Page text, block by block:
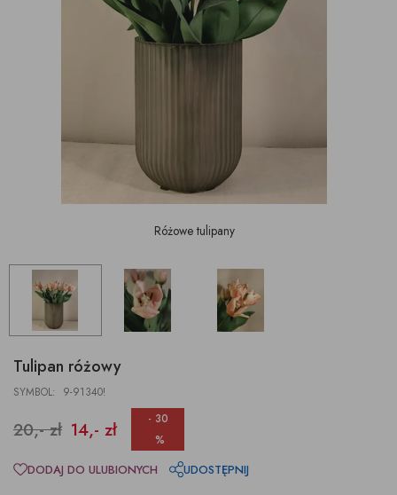
Różowe tulipany
Tulipan różowy
SYMBOL: 9-91340!
20,- zł 14,- zł
- 30
%
DODAJ DO ULUBIONYCH UDOSTĘPNIJ